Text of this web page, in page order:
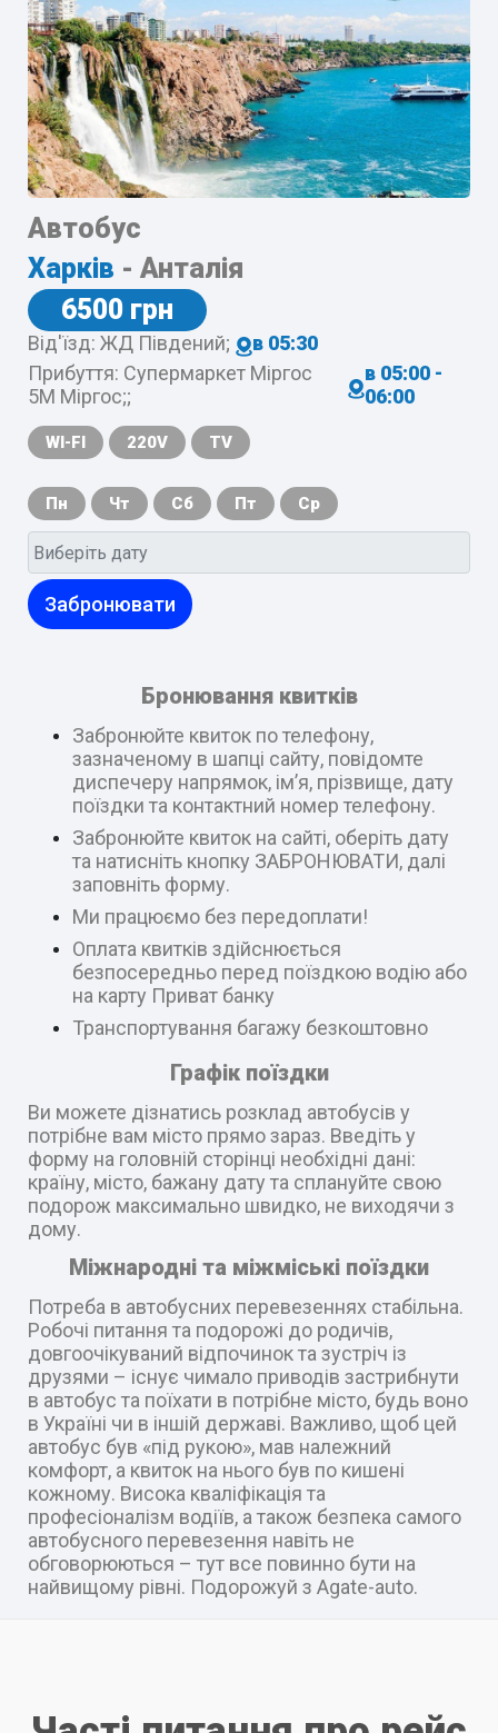
Автобус
Харків - Анталія
6500 грн
Від'їзд: ЖД Південий;
в 05:30
Прибуття: Супермаркет Міргос
5М Міргос;;
в 05:00 -
06:00
WI-FI 220V TV
Пн Чт Сб Пт Ср
Забронювати
Бронювання квитків
Забронюйте квиток по телефону,
зазначеному в шапці сайту, повідомте
диспечеру напрямок, ім’я, прізвище, дату
поїздки та контактний номер телефону.
Забронюйте квиток на сайті, оберіть дату
та натисніть кнопку ЗАБРОНЮВАТИ, далі
заповніть форму.
Ми працюємо без передоплати!
Оплата квитків здійснюється
безпосередньо перед поїздкою водію або
на карту Приват банку
Транспортування багажу безкоштовно
Графік поїздки
Ви можете дізнатись розклад автобусів у
потрібне вам місто прямо зараз. Введіть у
форму на головній сторінці необхідні дані:
країну, місто, бажану дату та сплануйте свою
подорож максимально швидко, не виходячи з
дому.
Міжнародні та міжміські поїздки
Потреба в автобусних перевезеннях стабільна.
Робочі питання та подорожі до родичів,
довгоочікуваний відпочинок та зустріч із
друзями – існує чимало приводів застрибнути
в автобус та поїхати в потрібне місто, будь воно
в Україні чи в іншій державі. Важливо, щоб цей
автобус був «під рукою», мав належний
комфорт, а квиток на нього був по кишені
кожному. Висока кваліфікація та
професіоналізм водіїв, а також безпека самого
автобусного перевезення навіть не
обговорюються – тут все повинно бути на
найвищому рівні. Подорожуй з Agate-auto.